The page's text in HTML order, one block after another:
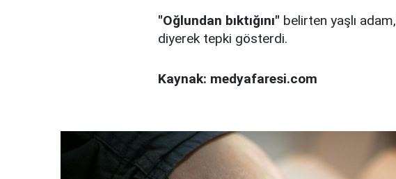
"Oğlundan bıktığını" belirten yaşlı adam,
diyerek tepki gösterdi.
Kaynak: medyafaresi.com